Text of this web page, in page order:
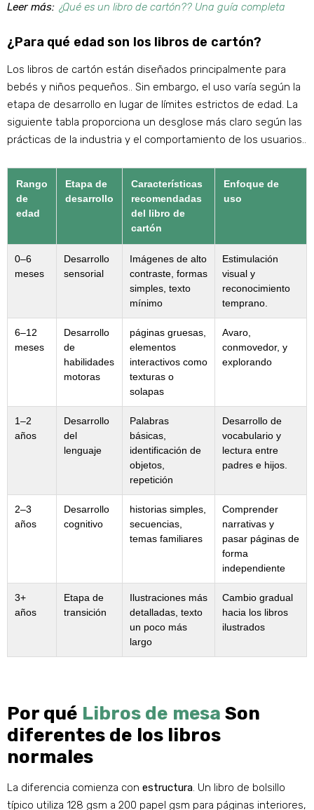
Leer más: ¿Qué es un libro de cartón?? Una guía completa
¿Para qué edad son los libros de cartón?
Los libros de cartón están diseñados principalmente para
bebés y niños pequeños.. Sin embargo, el uso varía según la
etapa de desarrollo en lugar de límites estrictos de edad. La
siguiente tabla proporciona un desglose más claro según las
prácticas de la industria y el comportamiento de los usuarios..
Rango
de
edad
Etapa de
desarrollo
Características
recomendadas
del libro de
cartón
Enfoque de
uso
0–6
meses
Desarrollo
sensorial
Imágenes de alto
contraste, formas
simples, texto
mínimo
Estimulación
visual y
reconocimiento
temprano.
6–12
meses
Desarrollo
de
habilidades
motoras
páginas gruesas,
elementos
interactivos como
texturas o
solapas
Avaro,
conmovedor, y
explorando
1–2
años
Desarrollo
del
lenguaje
Palabras
básicas,
identificación de
objetos,
repetición
Desarrollo de
vocabulario y
lectura entre
padres e hijos.
2–3
años
Desarrollo
cognitivo
historias simples,
secuencias,
temas familiares
Comprender
narrativas y
pasar páginas de
forma
independiente
3+
años
Etapa de
transición
Ilustraciones más
detalladas, texto
un poco más
largo
Cambio gradual
hacia los libros
ilustrados
Por qué Libros de mesa Son
diferentes de los libros
normales
La diferencia comienza con estructura. Un libro de bolsillo
típico utiliza 128 gsm a 200 papel gsm para páginas interiores,